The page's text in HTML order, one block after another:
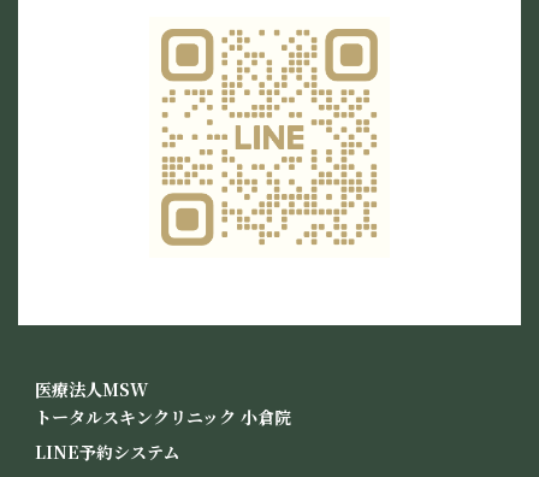
医療法人MSW
トータルスキンクリニック 小倉院
LINE予約システム